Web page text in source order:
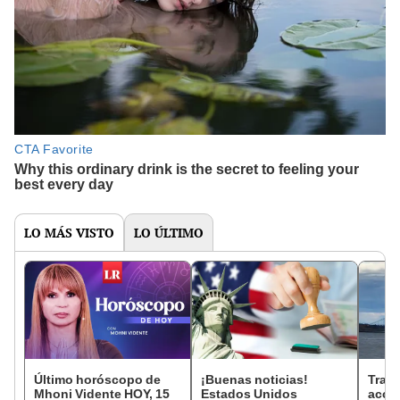
LO MÁS VISTO LO ÚLTIMO
Último horóscopo de
Mhoni Vidente HOY, 15
¡Buenas noticias!
Estados Unidos